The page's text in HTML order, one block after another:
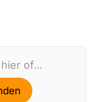
of...